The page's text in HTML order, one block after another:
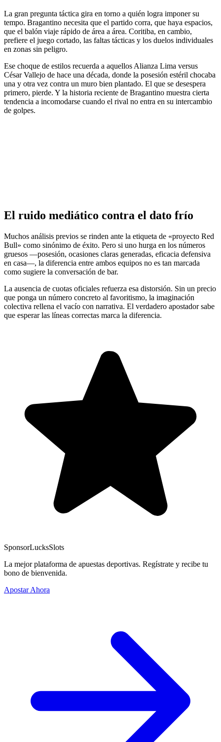
La gran pregunta táctica gira en torno a quién logra imponer su
tempo. Bragantino necesita que el partido corra, que haya espacios,
que el balón viaje rápido de área a área. Coritiba, en cambio,
prefiere el juego cortado, las faltas tácticas y los duelos individuales
en zonas sin peligro.
Ese choque de estilos recuerda a aquellos Alianza Lima versus
César Vallejo de hace una década, donde la posesión estéril chocaba
una y otra vez contra un muro bien plantado. El que se desespera
primero, pierde. Y la historia reciente de Bragantino muestra cierta
tendencia a incomodarse cuando el rival no entra en su intercambio
de golpes.
El ruido mediático contra el dato frío
Muchos análisis previos se rinden ante la etiqueta de «proyecto Red
Bull» como sinónimo de éxito. Pero si uno hurga en los números
gruesos —posesión, ocasiones claras generadas, eficacia defensiva
en casa—, la diferencia entre ambos equipos no es tan marcada
como sugiere la conversación de bar.
La ausencia de cuotas oficiales refuerza esa distorsión. Sin un precio
que ponga un número concreto al favoritismo, la imaginación
colectiva rellena el vacío con narrativa. El verdadero apostador sabe
que esperar las líneas correctas marca la diferencia.
SponsorLucksSlots
La mejor plataforma de apuestas deportivas. Regístrate y recibe tu
bono de bienvenida.
Apostar Ahora